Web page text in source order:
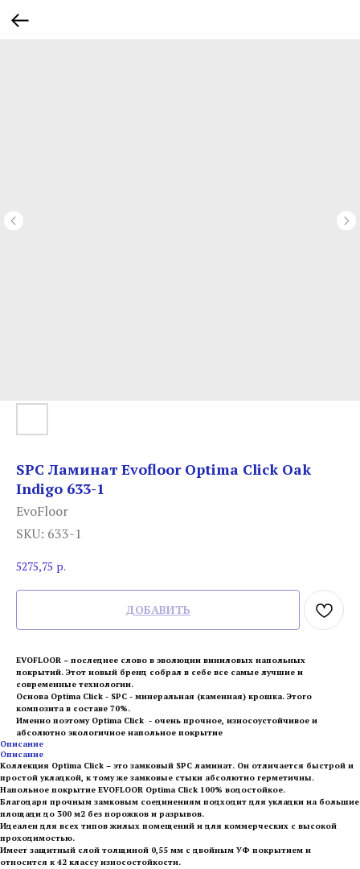
SPC Ламинат Evofloor Optima Click Оak
Indigo 633-1
EvoFloor
SKU: 633-1
5275,75 р.
ДОБАВИТЬ
EVOFLOOR – последнее слово в эволюции виниловых напольных
покрытий. Этот новый бренд собрал в себе все самые лучшие и
современные технологии.
Основа Optima Click - SPC - минеральная (каменная) крошка. Этого
композита в составе 70%.
Именно поэтому Optima Click - очень прочное, износоустойчивое и
абсолютно экологичное напольное покрытие
Описание
Описание
Коллекция Optima Click – это замковый SPC ламинат. Он отличается быстрой и
простой укладкой, к тому же замковые стыки абсолютно герметичны.
Напольное покрытие EVOFLOOR Optima Click 100% водостойкое.
Благодаря прочным замковым соединениям подходит для укладки на большие
площади до 300 м2 без порожков и разрывов.
Идеален для всех типов жилых помещений и для коммерческих с высокой
проходимостью.
Имеет защитный слой толщиной 0,55 мм с двойным УФ покрытием и
относится к 42 классу износостойкости.